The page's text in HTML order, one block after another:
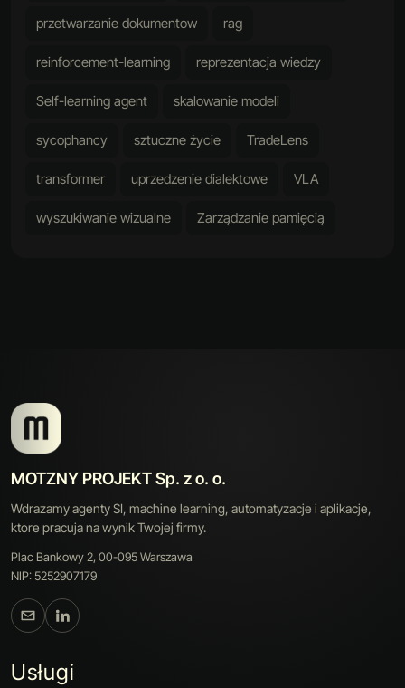
przetwarzanie dokumentow rag
reinforcement-learning reprezentacja wiedzy
Self-learning agent skalowanie modeli
sycophancy sztuczne życie TradeLens
transformer uprzedzenie dialektowe VLA
wyszukiwanie wizualne Zarządzanie pamięcią
MOTZNY PROJEKT Sp. z o. o.
Wdrazamy agenty SI, machine learning, automatyzacje i aplikacje,
ktore pracuja na wynik Twojej firmy.
Plac Bankowy 2, 00-095 Warszawa
NIP: 5252907179
Usługi